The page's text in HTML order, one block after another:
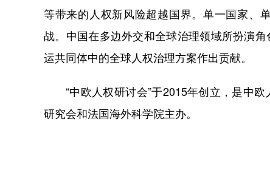
等带来的人权新风险超越国界。单一国家、
战。中国在多边外交和全球治理领域所扮演
运共同体中的全球人权治理方案作出贡献。
“中欧人权研讨会”于2015年创立，是中欧
研究会和法国海外科学院主办。